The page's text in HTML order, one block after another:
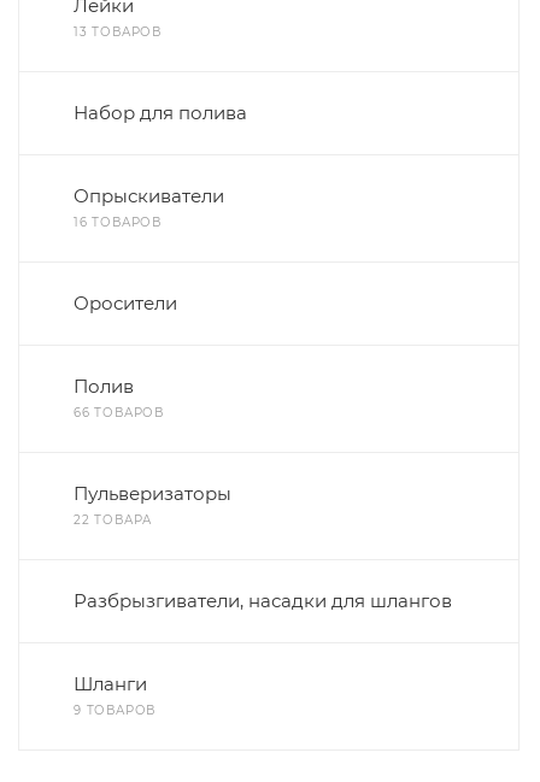
Лейки
13 ТОВАРОВ
Набор для полива
Опрыскиватели
16 ТОВАРОВ
Оросители
Полив
66 ТОВАРОВ
Пульверизаторы
22 ТОВАРА
Разбрызгиватели, насадки для шлангов
Шланги
9 ТОВАРОВ